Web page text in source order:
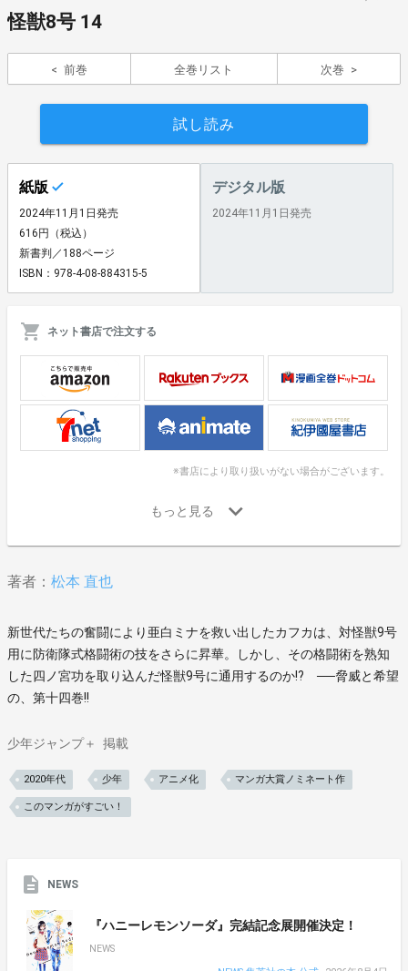
怪獣8号 14
前巻 全巻リスト 次巻
試し読み
紙版
2024年11月1日発売
616円（税込）
新書判／188ページ
ISBN：978-4-08-884315-5
デジタル版
2024年11月1日発売
ネット書店で注文する
※書店により取り扱いがない場合がございます。
著者： 松本 直也
新世代たちの奮闘により亜白ミナを救い出したカフカは、対怪獣9号
用に防衛隊式格闘術の技をさらに昇華。しかし、その格闘術を熟知
した四ノ宮功を取り込んだ怪獣9号に通用するのか!? ──脅威と希望
の、第十四巻!!
少年ジャンプ＋ 掲載
2020年代 少年 アニメ化 マンガ大賞ノミネート作
このマンガがすごい！
NEWS
『ハニーレモンソーダ』完結記念展開催決定！
NEWS